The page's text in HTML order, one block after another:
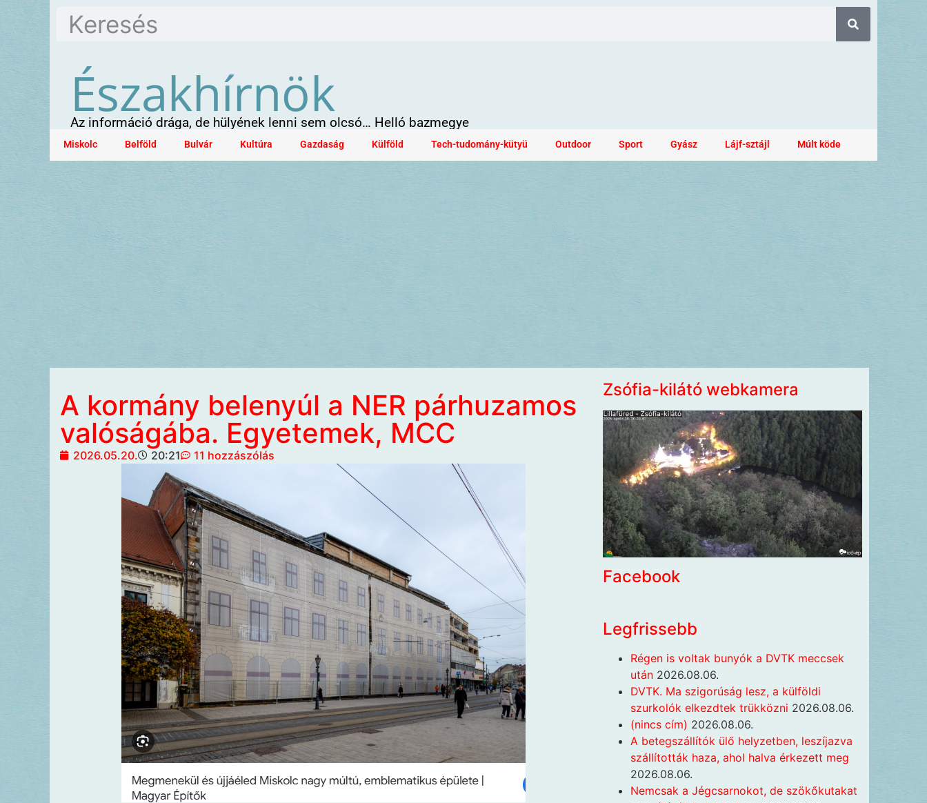
Északhírnök
Az információ drága, de hülyének lenni sem olcsó… Helló bazmegye
Miskolc Belföld Bulvár Kultúra Gazdaság Külföld Tech-tudomány-kütyü Outdoor Sport Gyász Lájf-sztájl Múlt köde
A kormány belenyúl a NER párhuzamos
valóságába. Egyetemek, MCC
2026.05.20. 20:21 11 hozzászólás
Zsófia-kilátó webkamera
Facebook
Legfrissebb
Régen is voltak bunyók a DVTK meccsek
után 2026.08.06.
DVTK. Ma szigorúság lesz, a külföldi
szurkolók elkezdtek trükközni 2026.08.06.
(nincs cím) 2026.08.06.
A betegszállítók ülő helyzetben, leszíjazva
szállították haza, ahol halva érkezett meg
2026.08.06.
Nemcsak a Jégcsarnokot, de szökőkutakat